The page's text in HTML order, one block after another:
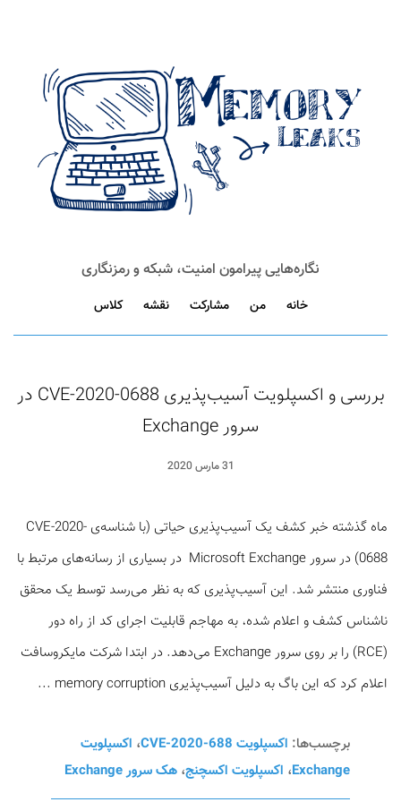
نگاره‌هایی پیرامون امنیت، شبکه و رمزنگاری
خانه من مشارکت نقشه کلاس
بررسی و اکسپلویت آسیب‌پذیری CVE-2020-0688 در
سرور Exchange
31 مارس 2020
ماه گذشته خبر کشف یک آسیب‌پذیری حیاتی (با شناسه‌ی CVE-2020-
0688) در سرور Microsoft Exchange در بسیاری از رسانه‌های مرتبط با
فناوری منتشر شد. این آسیب‌پذیری که به نظر می‌رسد توسط یک محقق
ناشناس کشف و اعلام شده، به مهاجم قابلیت اجرای کد از راه دور
(RCE) را بر روی سرور Exchange می‌دهد. در ابتدا شرکت مایکروسافت
اعلام کرد که این باگ به دلیل آسیب‌پذیری memory corruption ...
برچسب‌ها: اکسپلویت CVE-2020-688 ، اکسپلویت
Exchange، اکسپلویت اکسچنج، هک سرور Exchange